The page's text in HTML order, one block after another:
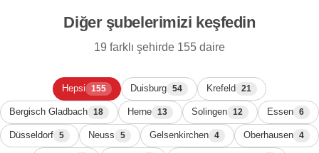
Diğer şubelerimizi keşfedin
19 farklı şehirde 155 daire
Hepsi 155 Duisburg 54 Krefeld 21
Bergisch Gladbach 18 Herne 13 Solingen 12 Essen 6
Düsseldorf 5 Neuss 5 Gelsenkirchen 4 Oberhausen 4